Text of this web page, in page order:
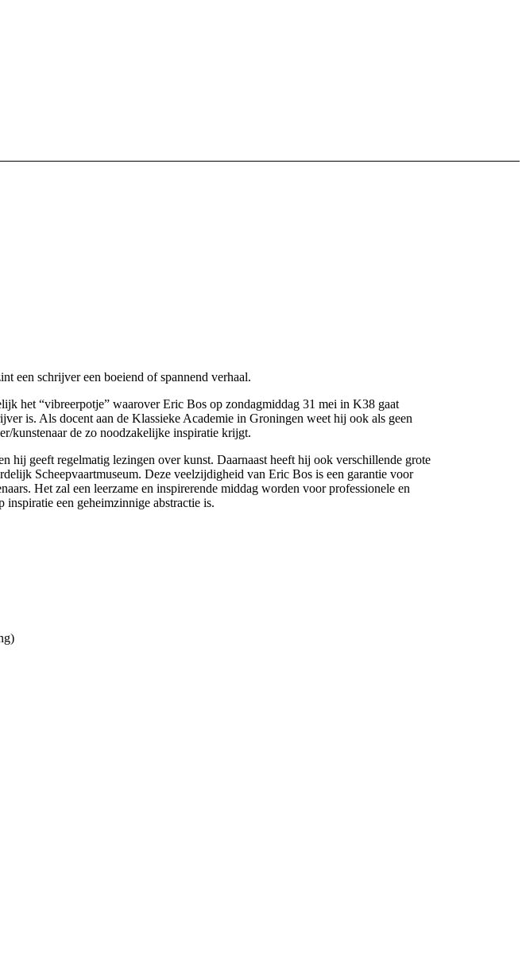
een schrijver een boeiend of spannend verhaal.
het “vibreerpotje” waarover Eric Bos op zondagmiddag 31 mei in K38 gaat
is. Als docent aan de Klassieke Academie in Groningen weet hij ook als geen
kunstenaar de zo noodzakelijke inspiratie krijgt.
hij geeft regelmatig lezingen over kunst. Daarnaast heeft hij ook verschillende grote
Scheepvaartmuseum. Deze veelzijdigheid van Eric Bos is een garantie voor
Het zal een leerzame en inspirerende middag worden voor professionele en
een geheimzinnige abstractie is.